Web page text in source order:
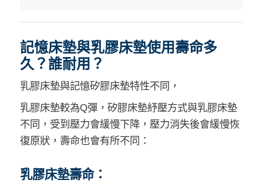
記憶床墊與乳膠床墊使用壽命多
久？誰耐用？
乳膠床墊與記憶矽膠床墊特性不同，
乳膠床墊較為Q彈，矽膠床墊紓壓方式與乳膠床墊
不同，受到壓力會緩慢下降，壓力消失後會緩慢恢
復原狀，壽命也會有所不同：
乳膠床墊壽命：